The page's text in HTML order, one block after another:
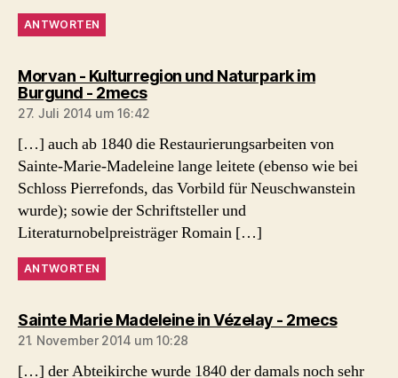
ANTWORTEN
Morvan - Kulturregion und Naturpark im
Burgund - 2mecssagt:
27. Juli 2014 um 16:42
[…] auch ab 1840 die Restaurierungsarbeiten von
Sainte-Marie-Madeleine lange leitete (ebenso wie bei
Schloss Pierrefonds, das Vorbild für Neuschwanstein
wurde); sowie der Schriftsteller und
Literaturnobelpreisträger Romain […]
ANTWORTEN
Sainte Marie Madeleine in Vézelay - 2mecssagt:
21. November 2014 um 10:28
[…] der Abteikirche wurde 1840 der damals noch sehr